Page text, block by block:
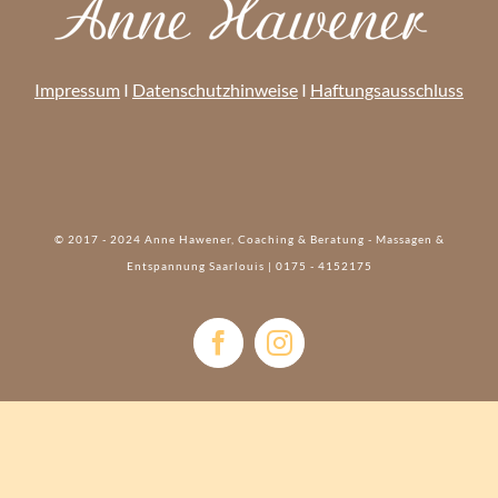
Impressum I Datenschutzhinweise I Haftungsausschluss
© 2017 - 2024 Anne Hawener, Coaching & Beratung - Massagen &
Entspannung Saarlouis | 0175 - 4152175‬
FacebookInstagram